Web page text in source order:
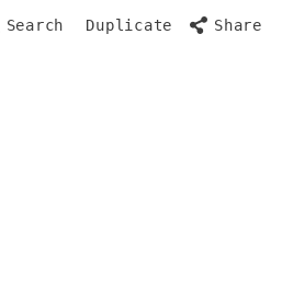
Search Duplicate Share